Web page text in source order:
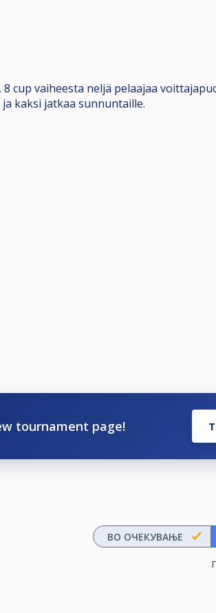
cup vaiheesta neljä pelaajaa
kaksi jatkaa sunnuntaille.
tournament page!
ВО ОЧЕКУВАЊЕ